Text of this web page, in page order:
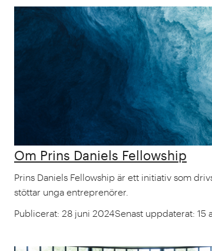
Om Prins Daniels Fellowship
Prins Daniels Fellowship är ett initiativ som
stöttar unga entreprenörer.
Publicerat: 28 juni 2024Senast uppdaterat: 15